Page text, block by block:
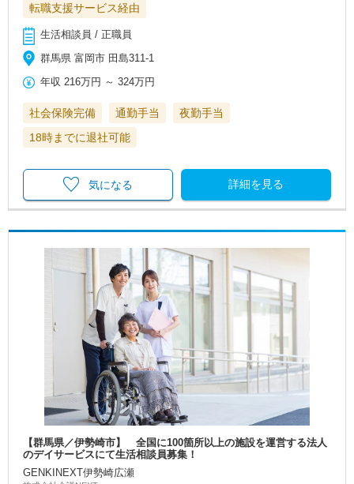
転職支援サービス経由
生活相談員 / 正職員
群馬県 富岡市 田島311-1
年収 216万円 ～324万円
社会保険完備 通勤手当
夜勤手当
18時までに退社可能
詳細を見る
気になる
【群馬県／伊勢崎市】 全国に100箇所以上の施設を運営する法人
のデイサービスにて生活相談員募集！
GENKINEXT伊勢崎広瀬